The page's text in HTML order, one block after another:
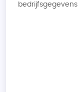
bedrijfsgegevens.